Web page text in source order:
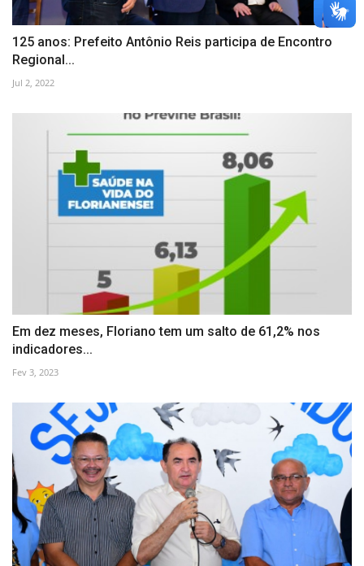
125 anos: Prefeito Antônio Reis participa de Encontro
Regional...
Jul 2, 2022
Em dez meses, Floriano tem um salto de 61,2% nos
indicadores...
Fev 3, 2023